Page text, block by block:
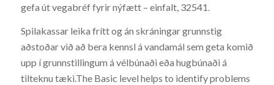
gefa út vegabréf fyrir nýfætt – einfalt, 32541.
Spilakassar leika frítt og án skráningar grunnstig
aðstoðar við að bera kennsl á vandamál sem geta komið
upp í grunnstillingum á vélbúnaði eða hugbúnaði á
tilteknu tæki.The Basic level helps to identify problems